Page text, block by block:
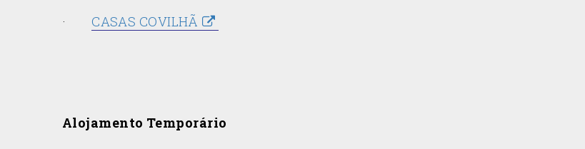
· CASAS COVILHÃ
Alojamento Temporário